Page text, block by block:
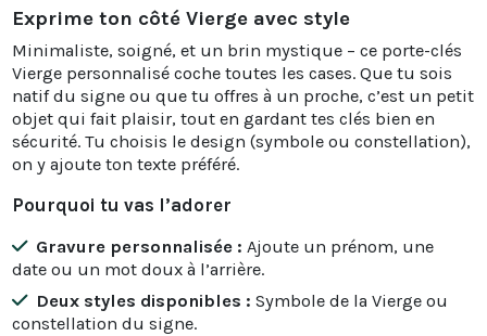
Exprime ton côté Vierge avec style
Minimaliste, soigné, et un brin mystique – ce porte-clés
Vierge personnalisé coche toutes les cases. Que tu sois
natif du signe ou que tu offres à un proche, c’est un petit
objet qui fait plaisir, tout en gardant tes clés bien en
sécurité. Tu choisis le design (symbole ou constellation),
on y ajoute ton texte préféré.
Pourquoi tu vas l’adorer
Gravure personnalisée : Ajoute un prénom, une
date ou un mot doux à l’arrière.
Deux styles disponibles : Symbole de la Vierge ou
constellation du signe.